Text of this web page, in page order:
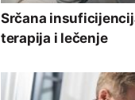
Srčana
terapija i lečenje